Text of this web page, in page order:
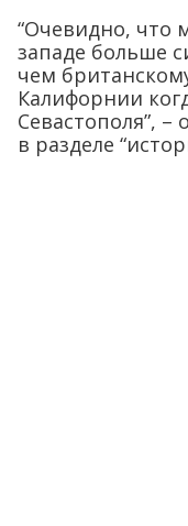
“Очевидно, что
западе больше
чем
Калифорнии
Севастополя”, –
в разделе